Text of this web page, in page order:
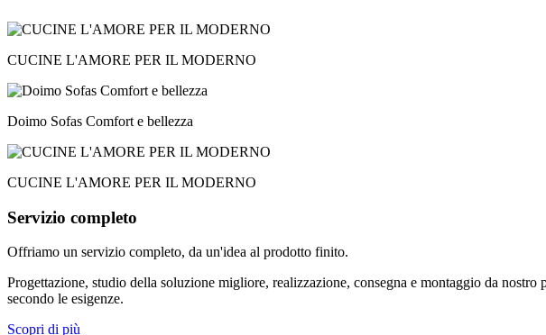
CUCINE L'AMORE PER IL MODERNO
Doimo Sofas Comfort e bellezza
CUCINE L'AMORE PER IL MODERNO
Servizio completo
Offriamo un servizio completo, da un'idea al prodotto finito.
Progettazione, studio della soluzione migliore, realizzazione, consegna e montaggio da
secondo le esigenze.
Scopri di più